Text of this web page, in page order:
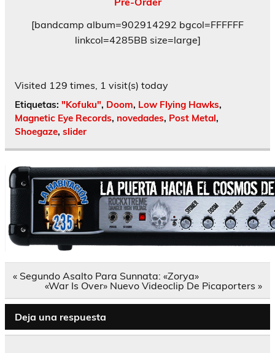
[bandcamp album=902914292 bgcol=FFFFFF
linkcol=4285BB size=large]
Visited 129 times, 1 visit(s) today
Etiquetas: "Kofuku", Doom, Low Flying Hawks,
Magnetic Eye Records, novedades, Post Metal,
Shoegaze, slider
Navegación
« Segundo Asalto Para Sunnata: «Zorya»
«War Is Over» Nuevo Videoclip De Picaporters »
Deja una respuesta